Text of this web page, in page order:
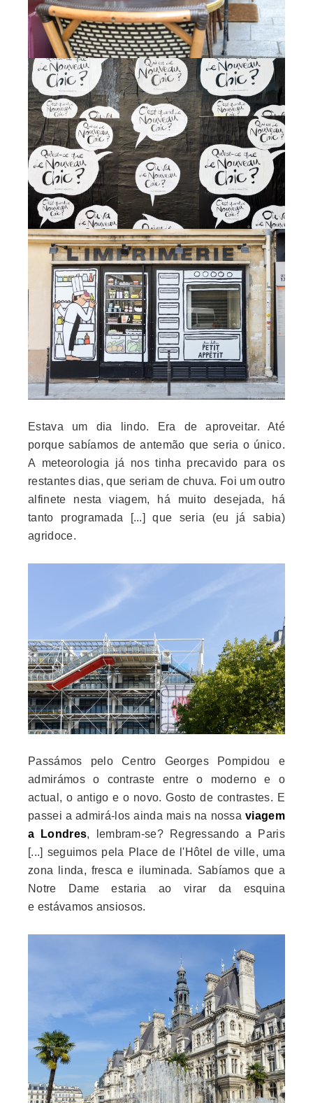
Estava um dia lindo. Era de aproveitar. Até
porque sabíamos de antemão que seria o único.
A meteorologia já nos tinha precavido para os
restantes dias, que seriam de chuva. Foi um outro
alfinete nesta viagem, há muito desejada, há
tanto programada [...] que seria (eu já sabia)
agridoce.
Passámos pelo Centro Georges Pompidou e
admirámos o contraste entre o moderno e o
actual, o antigo e o novo. Gosto de contrastes. E
passei a admirá-los ainda mais na nossa viagem
a Londres, lembram-se? Regressando a Paris
[...] seguimos pela Place de l'Hôtel de ville, uma
zona linda, fresca e iluminada. Sabíamos que a
Notre Dame estaria ao virar da esquina
e estávamos ansiosos.